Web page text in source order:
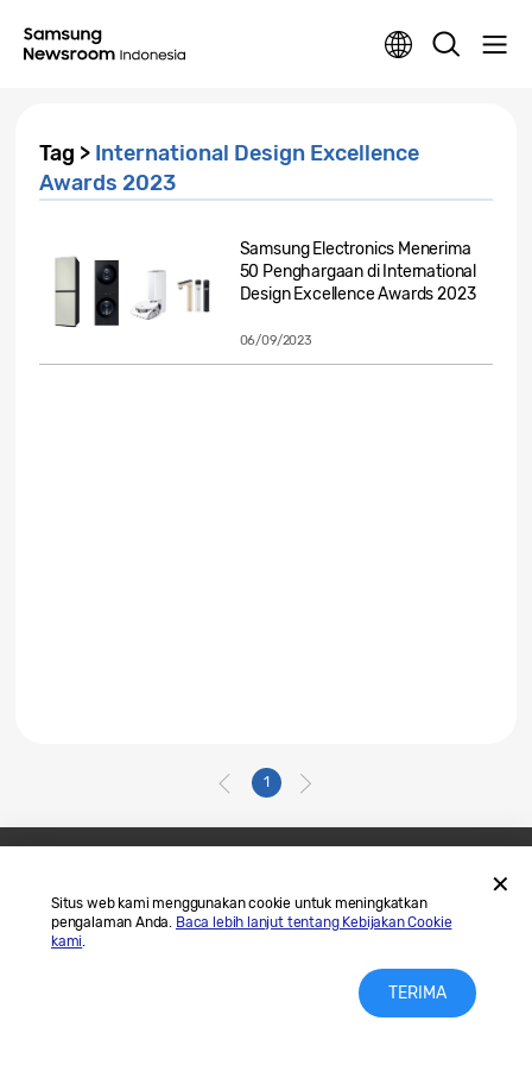
Situs web kami menggunakan cookie untuk meningkatkan
pengalaman Anda. Baca lebih lanjut tentang Kebijakan Cookie
kami.
TERIMA
Tag > International Design Excellence
Awards 2023
Samsung Electronics Menerima
50 Penghargaan di International
Design Excellence Awards 2023
06/09/2023
1
Hubungi Kami
SAMSUNG.COM
Legal
Privasi